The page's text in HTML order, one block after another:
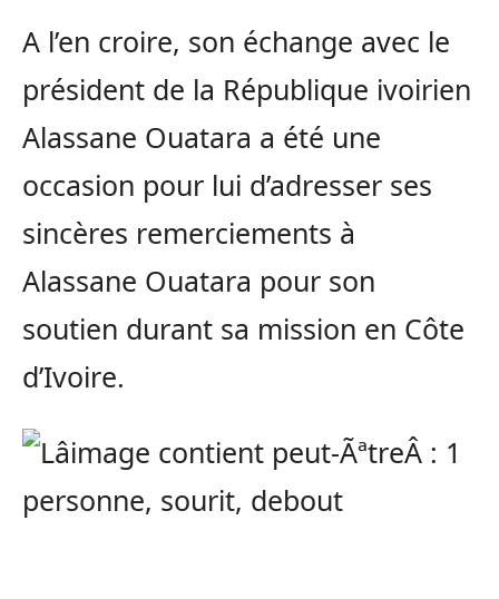
A l’en croire, son échange avec le
président de la République ivoirien
Alassane Ouatara a été une
occasion pour lui d’adresser ses
sincères remerciements à
Alassane Ouatara pour son
soutien durant sa mission en Côte
d’Ivoire.